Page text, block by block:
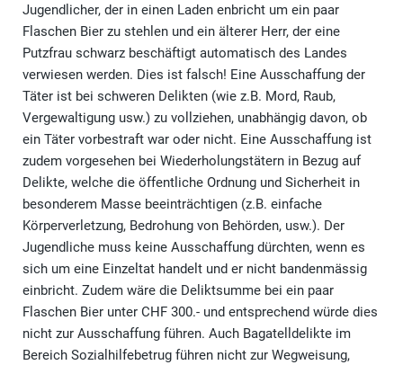
Jugendlicher, der in einen Laden enbricht um ein paar
Flaschen Bier zu stehlen und ein älterer Herr, der eine
Putzfrau schwarz beschäftigt automatisch des Landes
verwiesen werden. Dies ist falsch! Eine Ausschaffung der
Täter ist bei schweren Delikten (wie z.B. Mord, Raub,
Vergewaltigung usw.) zu vollziehen, unabhängig davon, ob
ein Täter vorbestraft war oder nicht. Eine Ausschaffung ist
zudem vorgesehen bei Wiederholungstätern in Bezug auf
Delikte, welche die öffentliche Ordnung und Sicherheit in
besonderem Masse beeinträchtigen (z.B. einfache
Körperverletzung, Bedrohung von Behörden, usw.). Der
Jugendliche muss keine Ausschaffung dürchten, wenn es
sich um eine Einzeltat handelt und er nicht bandenmässig
einbricht. Zudem wäre die Deliktsumme bei ein paar
Flaschen Bier unter CHF 300.- und entsprechend würde dies
nicht zur Ausschaffung führen. Auch Bagatelldelikte im
Bereich Sozialhilfebetrug führen nicht zur Wegweisung,